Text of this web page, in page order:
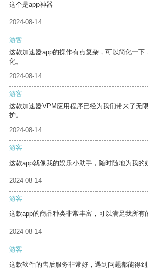
这个是app神器
2024-08-14
游客
这款加速器app的操作有点复杂，可以简化一下
化。
2024-08-14
游客
这款加速器VPM应用程序已经为我们带来了无
护。
2024-08-14
游客
这款app就像我的娱乐小助手，随时随地为我的
2024-08-14
游客
这款app的商品种类非常丰富，可以满足我所有
2024-08-14
游客
这款软件的售后服务非常好，遇到问题都能得到